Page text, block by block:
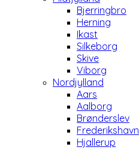
Bjerringbro
Herning
Ikast
Silkeborg
Skive
Viborg
Nordjylland
Aars
Aalborg
Brønderslev
Frederikshavn
Hjallerup